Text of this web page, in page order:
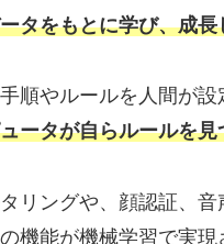
タをもとに学び、成長
順やルールを人間が設
ータが自らルールを見
リングや、顔認証、
機能が機械学習で実現